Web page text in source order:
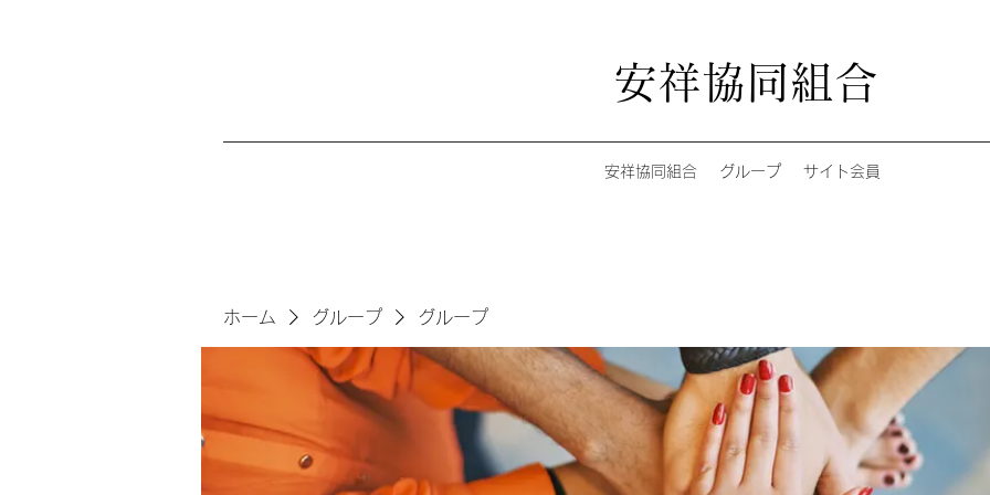
安祥協同組合
安祥協同組合 グループ サイト会員
ホーム グループ グループ